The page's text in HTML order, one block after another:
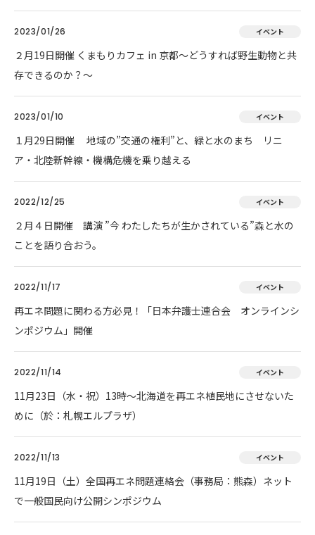
2023/01/26 イベント
２月19日開催 くまもりカフェ in 京都～どうすれば野生動物と共
存できるのか？～
2023/01/10 イベント
１月29日開催 地域の”交通の権利”と、緑と水のまち リニ
ア・北陸新幹線・機構危機を乗り越える
2022/12/25 イベント
２月４日開催 講演 ”今 わたしたちが生かされている”森と水の
ことを語り合おう。
2022/11/17 イベント
再エネ問題に関わる方必見！「日本弁護士連合会 オンラインシ
ンポジウム」開催
2022/11/14 イベント
11月23日（水・祝）13時～北海道を再エネ植民地にさせないた
めに（於：札幌エルプラザ）
2022/11/13 イベント
11月19日（土）全国再エネ問題連絡会（事務局：熊森）ネット
で一般国民向け公開シンポジウム